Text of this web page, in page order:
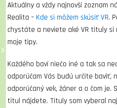
Aktuálny a vždy najnovší zoznam
Realita – Kde si môžem skúsiť VR.
chystáte a neviete aké VR tituly
moje tipy.
Každého baví niečo iné a tak sa
odporúčam Vás budú určite baviť,
odporúčaný vek, žáner a o čom je.
titul nájdete. Tituly som vyberal